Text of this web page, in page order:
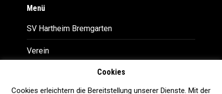
Menü
SV Hartheim Bremgarten
Verein
Cookies
Cookies erleichtern die Bereitstellung unserer Dienste. Mit der